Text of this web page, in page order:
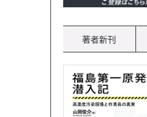
著者新刊